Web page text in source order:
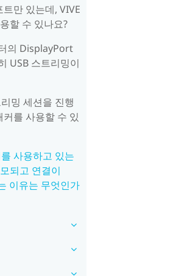
만 있는데, VIVE
할 수 있나요?
의 DisplayPort
USB 스트리밍이
밍 세션을 진행
를 사용할 수 있
사용하고 있는
되고 연결이
이유는 무엇인가